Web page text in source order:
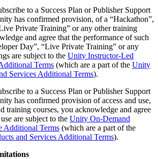
con equipos pequeños
plataformas
de juegos multijugador
to a Success Plan or Publisher Support
has confirmed provision, of a “Hackathon”,
Private Training” or any other training
and agree that the performance of such
Day”, “Live Private Training” or any
are subject to the Unity Instructor-Led
Terms (which are a part of the Unity
Services Additional Terms).
to a Success Plan or Publisher Support
has confirmed provision of access and use,
training courses, you acknowledge and agree
are subject to the Unity On-Demand
Additional Terms (which are a part of the
and Services Additional Terms).